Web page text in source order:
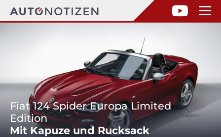
Fiat 124 Spider Europa Limited
Edition
Mit Kapuze und Rucksack